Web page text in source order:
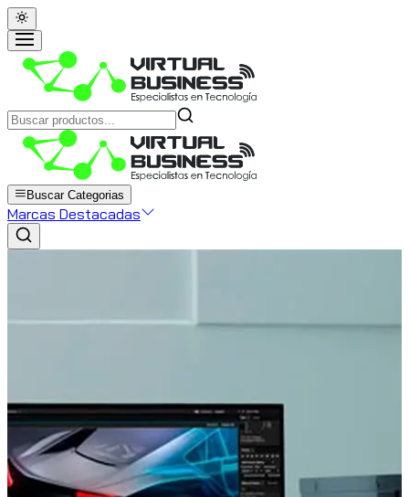
Buscar Categorias
Marcas Destacadas